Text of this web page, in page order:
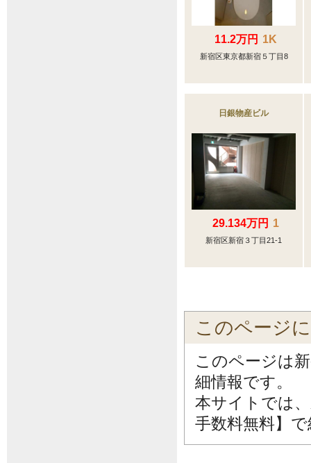
11.2万円 1K
新宿区東京都新宿５丁目8
日銀物産ビル
29.134万円 1
新宿区新宿３丁目21-1
このページ
このページは
細情報です。
本サイトでは
手数料無料】